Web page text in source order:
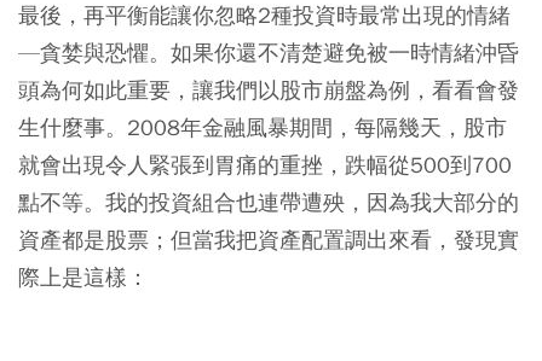
最後，再平衡能讓你忽略2種投資時最常出現的情緒
—貪婪與恐懼。如果你還不清楚避免被一時情緒沖昏
頭為何如此重要，讓我們以股市崩盤為例，看看會發
生什麼事。2008年金融風暴期間，每隔幾天，股市
就會出現令人緊張到胃痛的重挫，跌幅從500到700
點不等。我的投資組合也連帶遭殃，因為我大部分的
資產都是股票；但當我把資產配置調出來看，發現實
際上是這樣：